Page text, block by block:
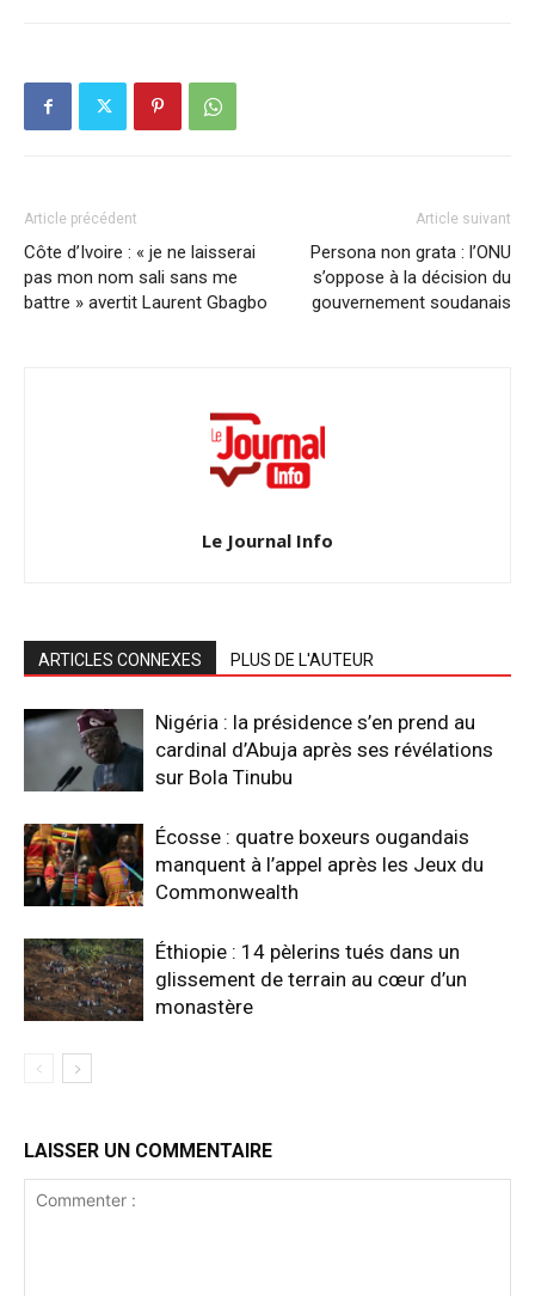
Article précédent
Côte d’Ivoire : « je ne laisserai
pas mon nom sali sans me
battre » avertit Laurent Gbagbo
Article suivant
Persona non grata : l’ONU
s’oppose à la décision du
gouvernement soudanais
Le Journal Info
ARTICLES CONNEXES PLUS DE L'AUTEUR
Nigéria : la présidence s’en prend au
cardinal d’Abuja après ses révélations
sur Bola Tinubu
Écosse : quatre boxeurs ougandais
manquent à l’appel après les Jeux du
Commonwealth
Éthiopie : 14 pèlerins tués dans un
glissement de terrain au cœur d’un
monastère
LAISSER UN COMMENTAIRE